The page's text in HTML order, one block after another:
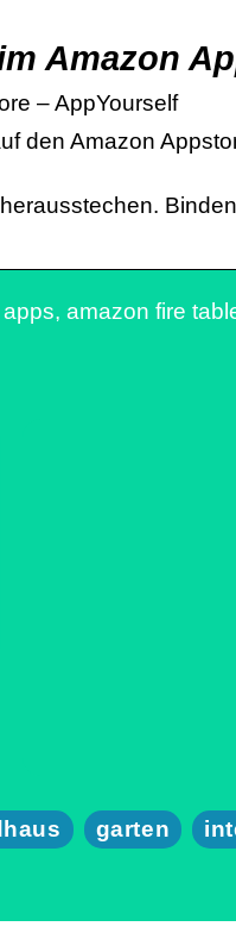
Amazon
– AppYourself
den Amazon
amazon fire
garten